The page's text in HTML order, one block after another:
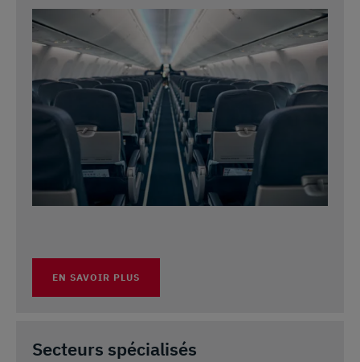
EN SAVOIR PLUS
Secteurs spécialisés